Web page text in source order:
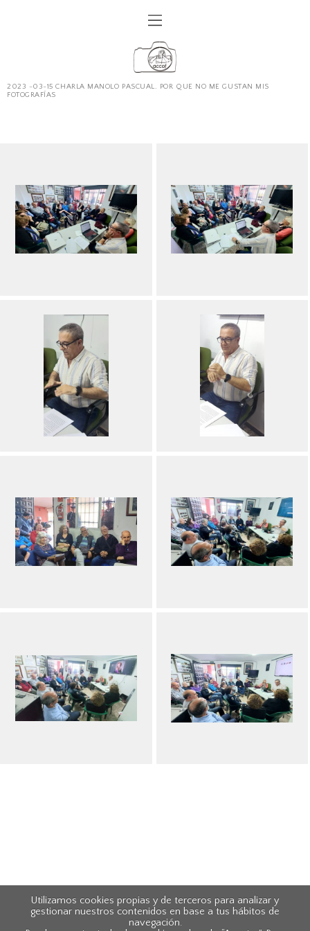
2023 -03-15 CHARLA MANOLO PASCUAL. POR QUE NO ME GUSTAN MIS
FOTOGRAFÍAS
Utilizamos cookies propias y de terceros para analizar y
gestionar nuestros contenidos en base a tus hábitos de
navegación.